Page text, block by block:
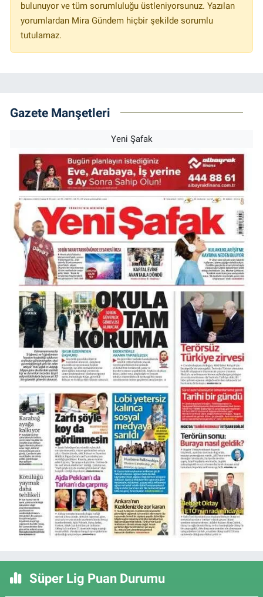
bulunuyor ve tüm sorumluluğu üstleniyorsunuz. Yazılan
yorumlardan Mira Gündem hiçbir şekilde sorumlu
tutulamaz.
Gazete Manşetleri
Yeni Şafak
Süper Lig Puan Durumu